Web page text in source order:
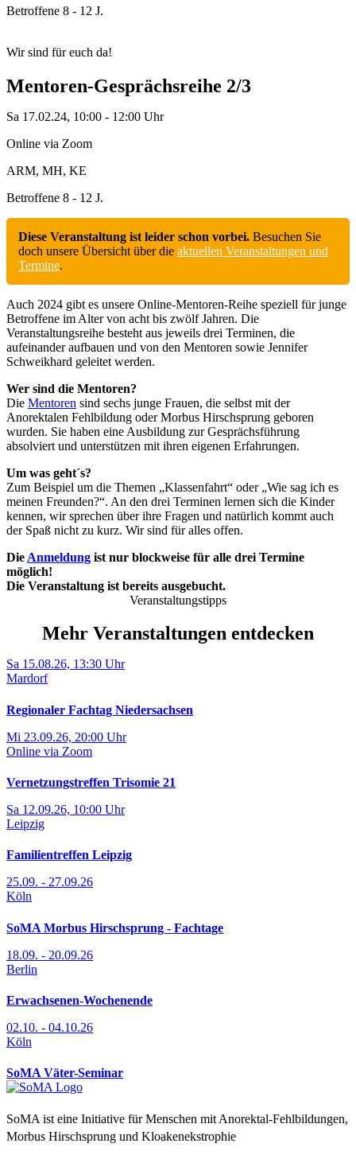
Betroffene 8 - 12 J.
Wir sind für euch da!
Mentoren-Gesprächsreihe 2/3
Sa 17.02.24, 10:00 - 12:00 Uhr
Online via Zoom
ARM, MH, KE
Betroffene 8 - 12 J.
Diese Veranstaltung ist leider schon vorbei. Besuchen Sie
doch unsere Übersicht über die aktuellen Veranstaltungen und
Termine.
Auch 2024 gibt es unsere Online-Mentoren-Reihe speziell für junge
Betroffene im Alter von acht bis zwölf Jahren. Die
Veranstaltungsreihe besteht aus jeweils drei Terminen, die
aufeinander aufbauen und von den Mentoren sowie Jennifer
Schweikhard geleitet werden.
Wer sind die Mentoren?
Die Mentoren sind sechs junge Frauen, die selbst mit der
Anorektalen Fehlbildung oder Morbus Hirschsprung geboren
wurden. Sie haben eine Ausbildung zur Gesprächsführung
absolviert und unterstützen mit ihren eigenen Erfahrungen.
Um was geht´s?
Zum Beispiel um die Themen „Klassenfahrt“ oder „Wie sag ich es
meinen Freunden?“. An den drei Terminen lernen sich die Kinder
kennen, wir sprechen über ihre Fragen und natürlich kommt auch
der Spaß nicht zu kurz. Wir sind für alles offen.
Die Anmeldung ist nur blockweise für alle drei Termine
möglich!
Die Veranstaltung ist bereits ausgebucht.
Veranstaltungstipps
Mehr Veranstaltungen entdecken
Sa 15.08.26, 13:30 Uhr
Mardorf
Regionaler Fachtag Niedersachsen
Mi 23.09.26, 20:00 Uhr
Online via Zoom
Vernetzungstreffen Trisomie 21
Sa 12.09.26, 10:00 Uhr
Leipzig
Familientreffen Leipzig
25.09. - 27.09.26
Köln
SoMA Morbus Hirschsprung - Fachtage
18.09. - 20.09.26
Berlin
Erwachsenen-Wochenende
02.10. - 04.10.26
Köln
SoMA Väter-Seminar
SoMA ist eine Initiative für Menschen mit Anorektal-Fehlbildungen,
Morbus Hirschsprung und Kloakenekstrophie